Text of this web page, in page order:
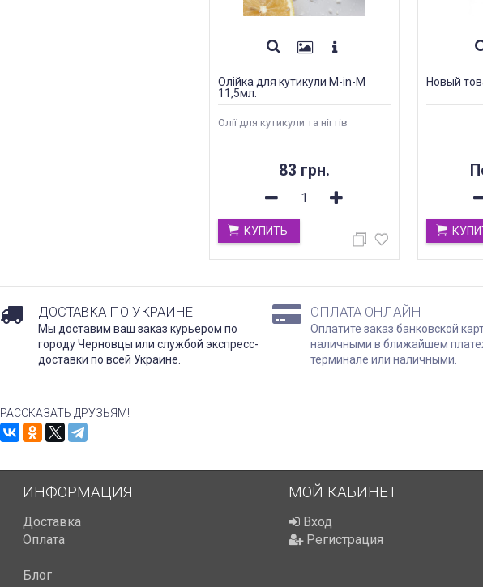
Олійка для кутикули M-in-M
11,5мл.
Олії для кутикули та нігтів
83 грн.
КУПИТЬ
Новый
ДОСТАВКА ПО УКРАИНЕ
Мы доставим ваш заказ курьером по
городу Черновцы или службой экспресс-
доставки по всей Украине.
ОПЛАТА ОНЛАЙН
Оплатите заказ банковской
наличными в ближайшем
терминале или наличными.
РАССКАЗАТЬ ДРУЗЬЯМ!
ИНФОРМАЦИЯ
Доставка
Оплата
Блог
МОЙ КАБИНЕТ
Вход
Регистрация